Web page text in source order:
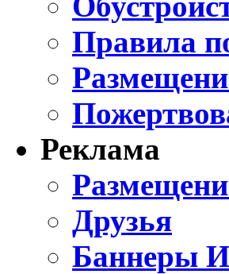
Правила
Реклама
Друзья
Баннеры